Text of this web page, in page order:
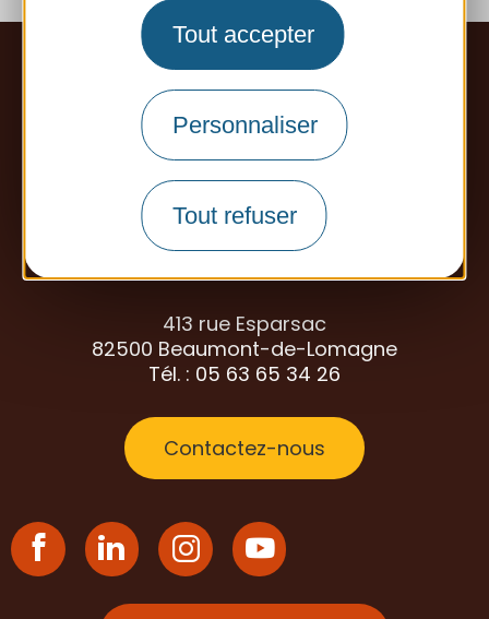
Tout accepter
Personnaliser
Tout refuser
Communauté de Communes
413 rue Esparsac
82500 Beaumont-de-Lomagne
Tél. : 05 63 65 34 26
Contactez-nous